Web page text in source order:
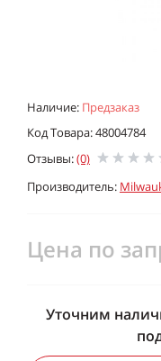
Наличие: Предзаказ
Код Товара: 48004784
Отзывы:(0)
Производитель:
Цена по
Уточним